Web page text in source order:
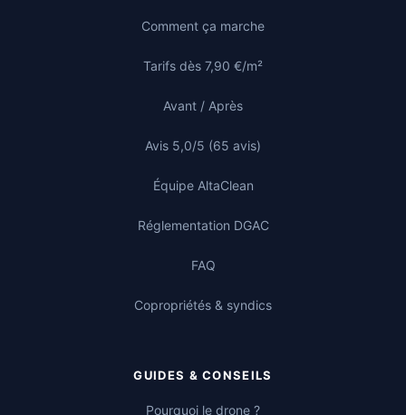
Comment ça marche
Tarifs dès 7,90 €/m²
Avant / Après
Avis 5,0/5 (65 avis)
Équipe AltaClean
Réglementation DGAC
FAQ
Copropriétés & syndics
GUIDES & CONSEILS
Pourquoi le drone ?